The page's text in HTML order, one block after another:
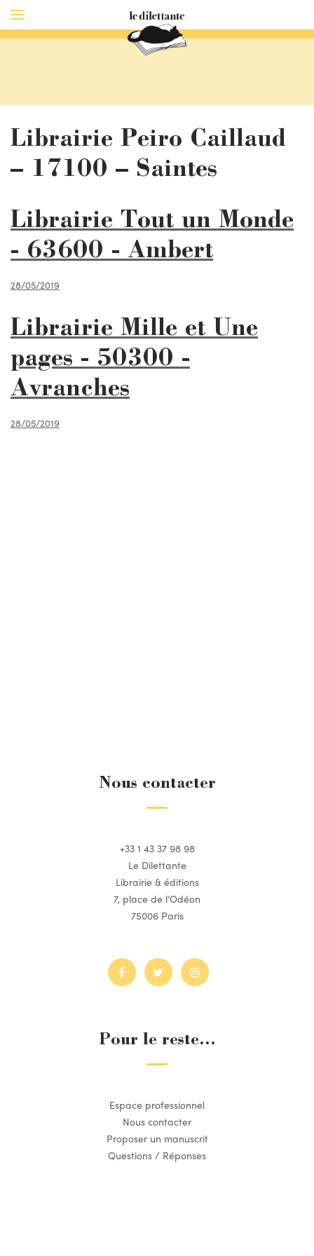
Librairie Peiro Caillaud
– 17100 – Saintes
Librairie Tout un Monde
- 63600 - Ambert
28/05/2019
Librairie Mille et Une
pages - 50300 -
Avranches
28/05/2019
Nous contacter
+33 1 43 37 98 98
Le Dilettante
Librairie & éditions
7, place de l’Odéon
75006 Paris
Pour le reste...
Espace professionnel
Nous contacter
Proposer un manuscrit
Questions / Réponses